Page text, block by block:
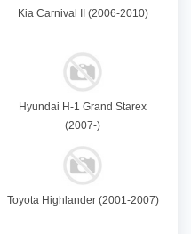
Kia Carnival II (2006-2010)
Hyundai H-1 Grand Starex
(2007-)
Toyota Highlander (2001-2007)